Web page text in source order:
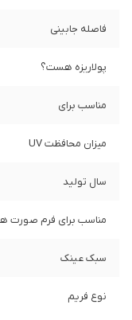
فاصله جابینی
پولاریزه هست؟
مناسب برای
میزان محافظت UV
سال تولید
مناسب برای فرم صورت
سبک عینک
نوع فریم